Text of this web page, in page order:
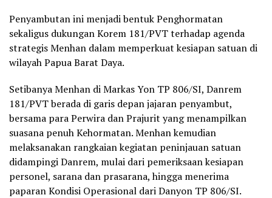
Penyambutan ini menjadi bentuk Penghormatan
sekaligus dukungan Korem 181/PVT terhadap agenda
strategis Menhan dalam memperkuat kesiapan satuan di
wilayah Papua Barat Daya.
Setibanya Menhan di Markas Yon TP 806/SI, Danrem
181/PVT berada di garis depan jajaran penyambut,
bersama para Perwira dan Prajurit yang menampilkan
suasana penuh Kehormatan. Menhan kemudian
melaksanakan rangkaian kegiatan peninjauan satuan
didampingi Danrem, mulai dari pemeriksaan kesiapan
personel, sarana dan prasarana, hingga menerima
paparan Kondisi Operasional dari Danyon TP 806/SI.